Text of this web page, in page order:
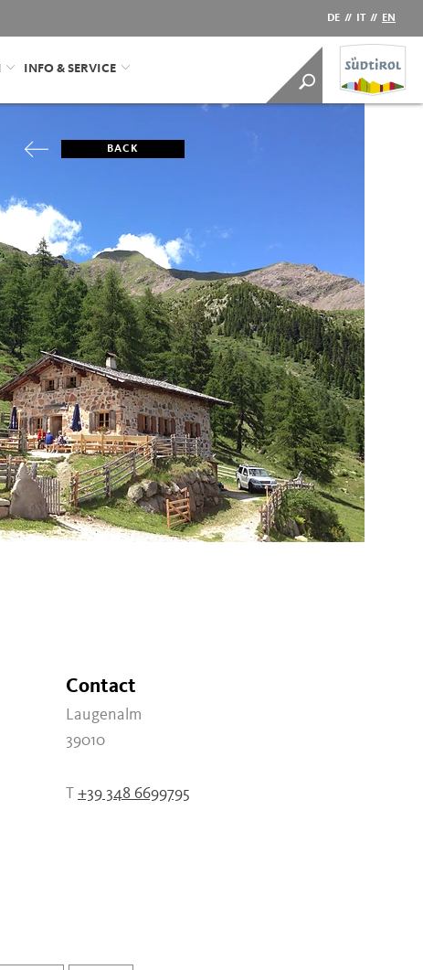
DE // IT // EN
INFO & SERVICE
BACK
Contact
Laugenalm
39010
T +39 348 6699795